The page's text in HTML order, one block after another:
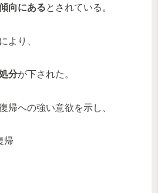
向にあるとされている。
より、
分が下された。
帰への強い意欲を示し、
帰